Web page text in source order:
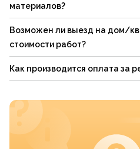
материалов?
Возможен ли выезд на дом/
стоимости работ?
Как производится оплата за